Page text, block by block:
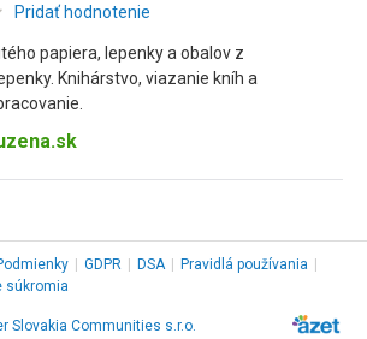
Pridať hodnotenie
papiera, lepenky a obalov z
Knihárstvo, viazanie kníh a
GDPR DSA Pravidlá používania
súkromia
Slovakia Communities s.r.o.